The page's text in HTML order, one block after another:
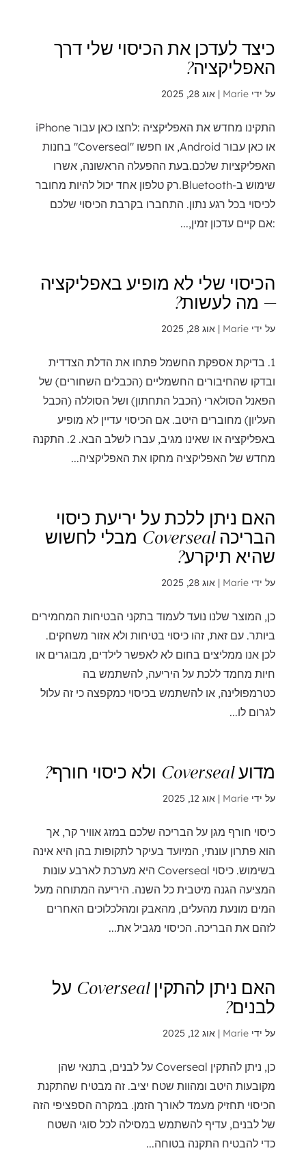
כיצד לעדכן את הכיסוי שלי דרך
האפליקציה?
על ידי Marie
| אוג 28, 2025
התקינו מחדש את האפליקציה :לחצו כאן עבור iPhone
או כאן עבור Android, או חפשו "Coverseal" בחנות
האפליקציות שלכם.בעת ההפעלה הראשונה, אשרו
שימוש ב-Bluetooth.רק טלפון אחד יכול להיות מחובר
לכיסוי בכל רגע נתון. התחברו בקרבת הכיסוי שלכם
:אם קיים עדכון זמין,...
הכיסוי שלי לא מופיע באפליקציה
— מה לעשות?
על ידי Marie
| אוג 28, 2025
1. בדיקת אספקת החשמל פתחו את הדלת הצדדית
ובדקו שהחיבורים החשמליים (הכבלים השחורים) של
הפאנל הסולארי (הכבל התחתון) ושל הסוללה (הכבל
העליון) מחוברים היטב. אם הכיסוי עדיין לא מופיע
באפליקציה או שאינו מגיב, עברו לשלב הבא. 2. התקנה
מחדש של האפליקציה מחקו את האפליקציה...
האם ניתן ללכת על יריעת כיסוי
הבריכה Coverseal מבלי לחשוש
שהיא תיקרע?
על ידי Marie
| אוג 28, 2025
כן, המוצר שלנו נועד לעמוד בתקני הבטיחות המחמירים
ביותר. עם זאת, זהו כיסוי בטיחות ולא אזור משחקים.
לכן אנו ממליצים בחום לא לאפשר לילדים, מבוגרים או
חיות מחמד ללכת על היריעה, להשתמש בה
כטרמפולינה, או להשתמש בכיסוי כמקפצה כי זה עלול
לגרום לו...
מדוע Coverseal ולא כיסוי חורף?
על ידי Marie
| אוג 12, 2025
כיסוי חורף מגן על הבריכה שלכם במזג אוויר קר, אך
הוא פתרון עונתי, המיועד בעיקר לתקופות בהן היא אינה
בשימוש. כיסוי Coverseal היא מערכת לארבע עונות
המציעה הגנה מיטבית כל השנה. היריעה המתוחה מעל
המים מונעת מהעלים, מהאבק ומהלכלוכים האחרים
לזהם את הבריכה. הכיסוי מגביל את...
האם ניתן להתקין Coverseal על
לבנים?
על ידי Marie
| אוג 12, 2025
כן, ניתן להתקין Coverseal על לבנים, בתנאי שהן
מקובעות היטב ומהוות שטח יציב. זה מבטיח שהתקנת
הכיסוי תחזיק מעמד לאורך הזמן. במקרה הספציפי הזה
של לבנים, עדיף להשתמש במסילה לכל סוגי השטח
כדי להבטיח התקנה בטוחה...